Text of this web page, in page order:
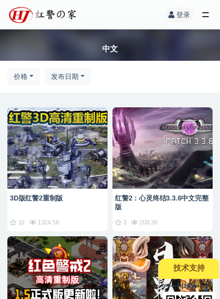
登录
中文
价格 发布日期
3D版红警2重制版
10 1324.5K
红警2：心灵终结3.3.6中文完整
版
3 208.3K
技术支持
--——hjzj95——